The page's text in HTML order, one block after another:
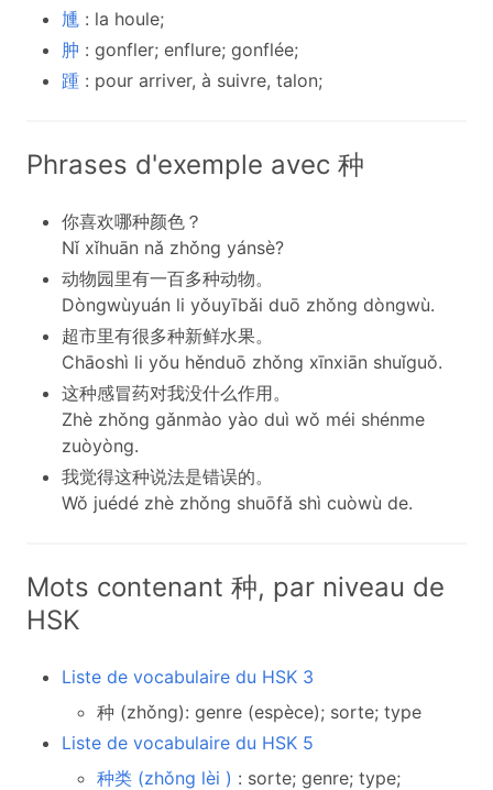
尰 : la houle;
肿 : gonfler; enflure; gonflée;
踵 : pour arriver, à suivre, talon;
Phrases d'exemple avec 种
你喜欢哪种颜色？
Nǐ xǐhuān nǎ zhǒng yánsè?
动物园里有一百多种动物。
Dòngwùyuán li yǒuyībǎi duō zhǒng dòngwù.
超市里有很多种新鲜水果。
Chāoshì li yǒu hěnduō zhǒng xīnxiān shuǐguǒ.
这种感冒药对我没什么作用。
Zhè zhǒng gǎnmào yào duì wǒ méi shénme
zuòyòng.
我觉得这种说法是错误的。
Wǒ juédé zhè zhǒng shuōfǎ shì cuòwù de.
Mots contenant 种, par niveau de
HSK
Liste de vocabulaire du HSK 3
种 (zhǒng): genre (espèce); sorte; type
Liste de vocabulaire du HSK 5
种类 (zhǒng lèi ) : sorte; genre; type;